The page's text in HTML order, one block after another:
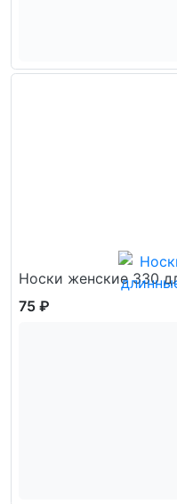
Носки женские 330
75 ₽